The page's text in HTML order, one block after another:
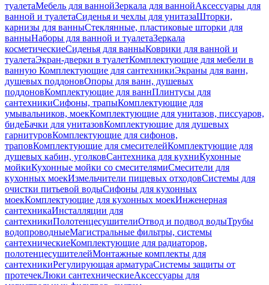
туалетаМебель для ваннойЗеркала для ваннойАксессуары для
ванной и туалетаСиденья и чехлы для унитазаШторки,
карнизы для ванныСтеклянные, пластиковые шторки для
ванныНаборы для ванной и туалетаЗеркала
косметическиеСиденья для ванныКоврики для ванной и
туалетаЭкран-дверки в туалетКомплектующие для мебели в
ванную Комплектующие для сантехникиЭкраны для ванн,
душевых поддоновОпоры для ванн, душевых
поддоновКомплектующие для ваннПлинтусы для
сантехникиСифоны, трапыКомплектующие для
умывальников, моекКомплектующие для унитазов, писсуаров,
бидеБачки для унитазовКомплектующие для душевых
гарнитуровКомплектующие для сифонов,
траповКомплектующие для смесителейКомплектующие для
душевых кабин, уголковСантехника для кухниКухонные
мойкиКухонные мойки со смесителямиСмесители для
кухонных моекИзмельчители пищевых отходовСистемы для
очистки питьевой водыСифоны для кухонных
моекКомплектующие для кухонных моекИнженерная
сантехникаИнсталляции для
сантехникиПолотенцесушителиОтвод и подвод водыТрубы
водопроводныеМагистральные фильтры, системы
сантехническиеКомплектующие для радиаторов,
полотенцесушителейМонтажные комплекты для
сантехникиРегулирующая арматураСистемы защиты от
протечекЛюки сантехническиеАксессуары для